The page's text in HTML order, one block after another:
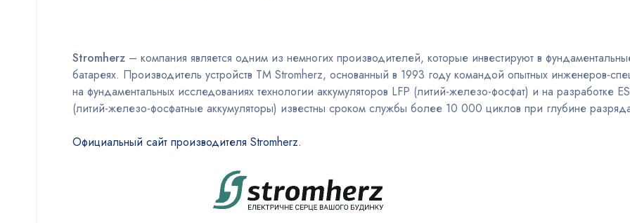
Stromherz – компания является одним из немногих производителей, которые инвестируют в
батареях. Производитель устройств TM Stromherz, основанный в 1993 году командой опытных инженеров-
на фундаментальных исследованиях технологии аккумуляторов LFP (литий-железо-фосфат) и на разработке
(литий-железо-фосфатные аккумуляторы) известны сроком службы более 10 000 циклов при глубине
Официальный сайт производителя Stromherz.